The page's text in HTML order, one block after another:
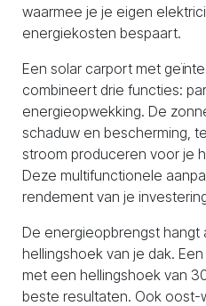
waarmee je je eigen
energiekosten bespaart.
Een solar carport met
combineert drie functies:
energieopwekking. De
schaduw en bescherming,
stroom produceren voor je
Deze multifunctionele
rendement van je
De energieopbrengst hangt
hellingshoek van je dak.
met een hellingshoek van
beste resultaten. Ook